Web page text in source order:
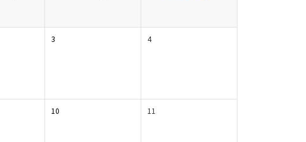
3 4
10 11